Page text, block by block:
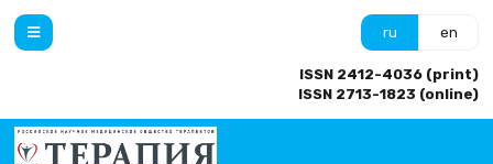
ru en
ISSN 2412-4036 (print)
ISSN 2713-1823 (online)